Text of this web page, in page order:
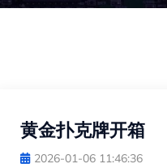
黄金扑克牌开箱
2026-01-06 11:46:36